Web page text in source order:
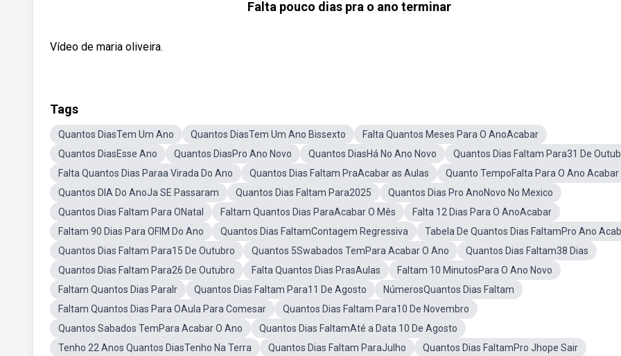
Falta pouco dias pra o ano terminar
Vídeo de maria oliveira.
Tags
Quantos DiasTem Um Ano Quantos DiasTem Um Ano Bissexto
Falta Quantos Meses Para O AnoAcabar
Quantos DiasEsse Ano
Quantos DiasPro Ano Novo Quantos DiasHá No Ano Novo
Quantos Dias Faltam Para31 De
Falta Quantos Dias Paraa Virada Do Ano
Quantos Dias Faltam PraAcabar as Aulas
Quanto TempoFalta Para O Ano Acabar
Quantos DIA Do AnoJa SE Passaram
Quantos Dias Faltam Para2025
Quantos Dias Pro AnoNovo No Mexico
Quantos Dias Faltam Para ONatal
Faltam Quantos Dias ParaAcabar O Mês
Falta 12 Dias Para O AnoAcabar
Faltam 90 Dias Para OFIM Do Ano
Quantos Dias FaltamContagem Regressiva
Tabela De Quantos Dias FaltamPro Ano
Quantos Dias Faltam Para15 De Outubro
Quantos 5Swabados TemPara Acabar O Ano
Quantos Dias Faltam38 Dias
Quantos Dias Faltam Para26 De Outubro
Falta Quantos Dias PrasAulas
Faltam 10 MinutosPara O Ano Novo
Faltam Quantos Dias ParaIr
Quantos Dias Faltam Para11 De Agosto
NúmerosQuantos Dias Faltam
Faltam Quantos Dias Para OAula Para Comesar
Quantos Dias Faltam Para10 De Novembro
Quantos Sabados TemPara Acabar O Ano
Quantos Dias FaltamAté a Data 10 De Agosto
Tenho 22 Anos Quantos DiasTenho Na Terra
Quantos Dias Faltam ParaJulho
Quantos Dias FaltamPro Jhope Sair